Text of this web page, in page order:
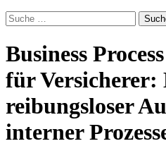
Business
für
reibungsloser
interner